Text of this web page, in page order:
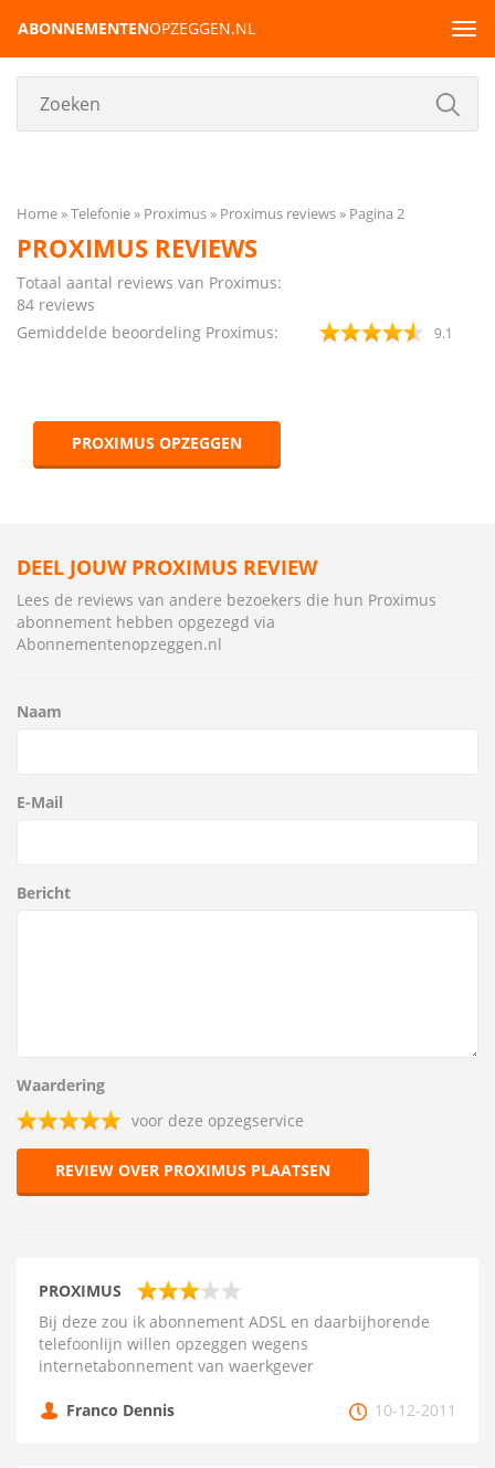
ABONNEMENTENOPZEGGEN.NL
Home Telefonie Proximus Proximus reviews Pagina 2
PROXIMUS REVIEWS
Totaal aantal reviews van Proximus:
84 reviews
Gemiddelde beoordeling Proximus:
9.1
PROXIMUS OPZEGGEN
DEEL JOUW PROXIMUS REVIEW
Lees de reviews van andere bezoekers die hun Proximus
abonnement hebben opgezegd via
Abonnementenopzeggen.nl
Naam
E-Mail
Bericht
Waardering
voor deze opzegservice
REVIEW OVER PROXIMUS PLAATSEN
PROXIMUS
Bij deze zou ik abonnement ADSL en daarbijhorende
telefoonlijn willen opzeggen wegens
internetabonnement van waerkgever
Franco Dennis 10-12-2011